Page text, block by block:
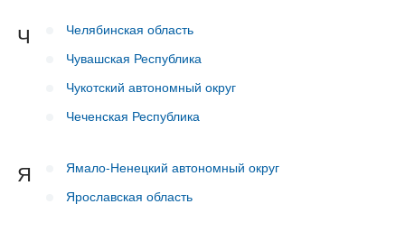
Ч
Челябинская область
Чувашская Республика
Чукотский автономный округ
Чеченская Республика
Я
Ямало-Ненецкий автономный округ
Ярославская область